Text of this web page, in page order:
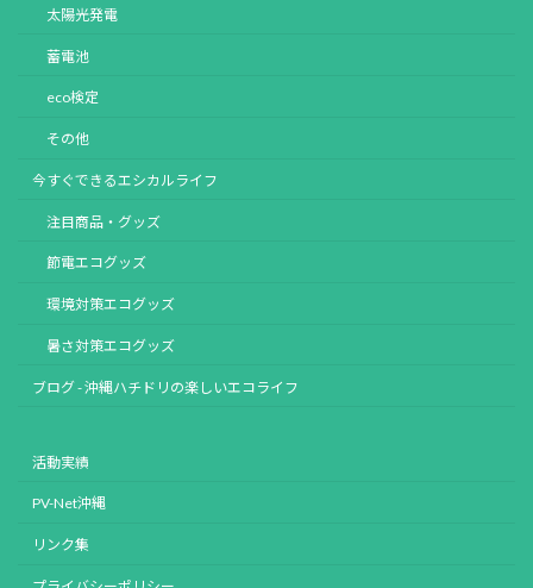
太陽光発電
蓄電池
eco検定
その他
今すぐできるエシカルライフ
注目商品・グッズ
節電エコグッズ
環境対策エコグッズ
暑さ対策エコグッズ
ブログ - 沖縄ハチドリの楽しいエコライフ
活動実績
PV-Net沖縄
リンク集